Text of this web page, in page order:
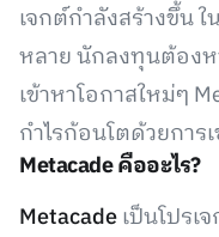
เจกต์กำลังสร้างขึ้น
หลาย นักลงทุนต้องห
เข้าหาโอกาสใหม่ๆ
กำไรก้อนโตด้วยการ
Metacade คืออะไร?
Metacadeเป็นโปรเ